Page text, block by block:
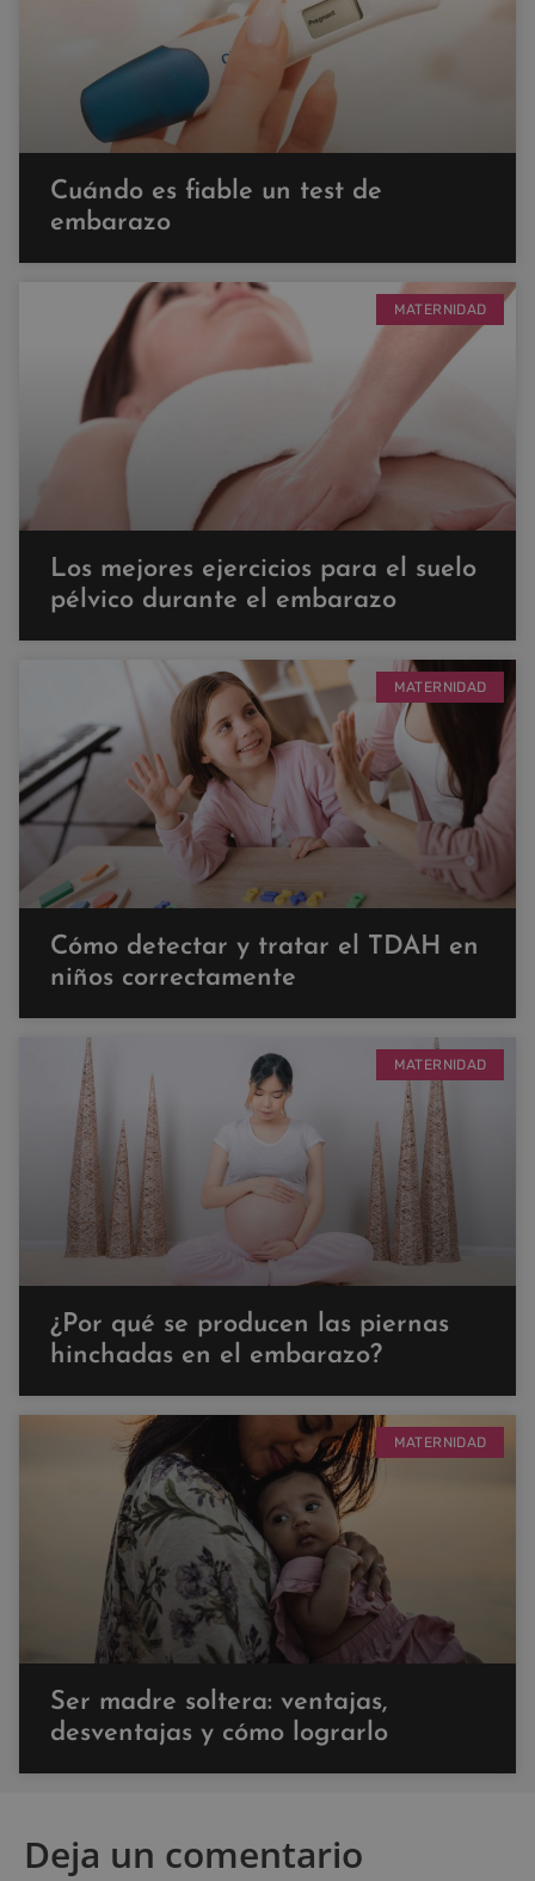
Cuándo es fiable un test de
embarazo
MATERNIDAD
Los mejores ejercicios para el suelo
pélvico durante el embarazo
MATERNIDAD
Cómo detectar y tratar el TDAH en
niños correctamente
MATERNIDAD
¿Por qué se producen las piernas
hinchadas en el embarazo?
MATERNIDAD
Ser madre soltera: ventajas,
desventajas y cómo lograrlo
Deja un comentario